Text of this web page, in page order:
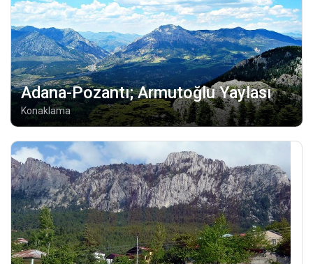
Adana-Pozantı; Armutoğlu Yaylası
Konaklama